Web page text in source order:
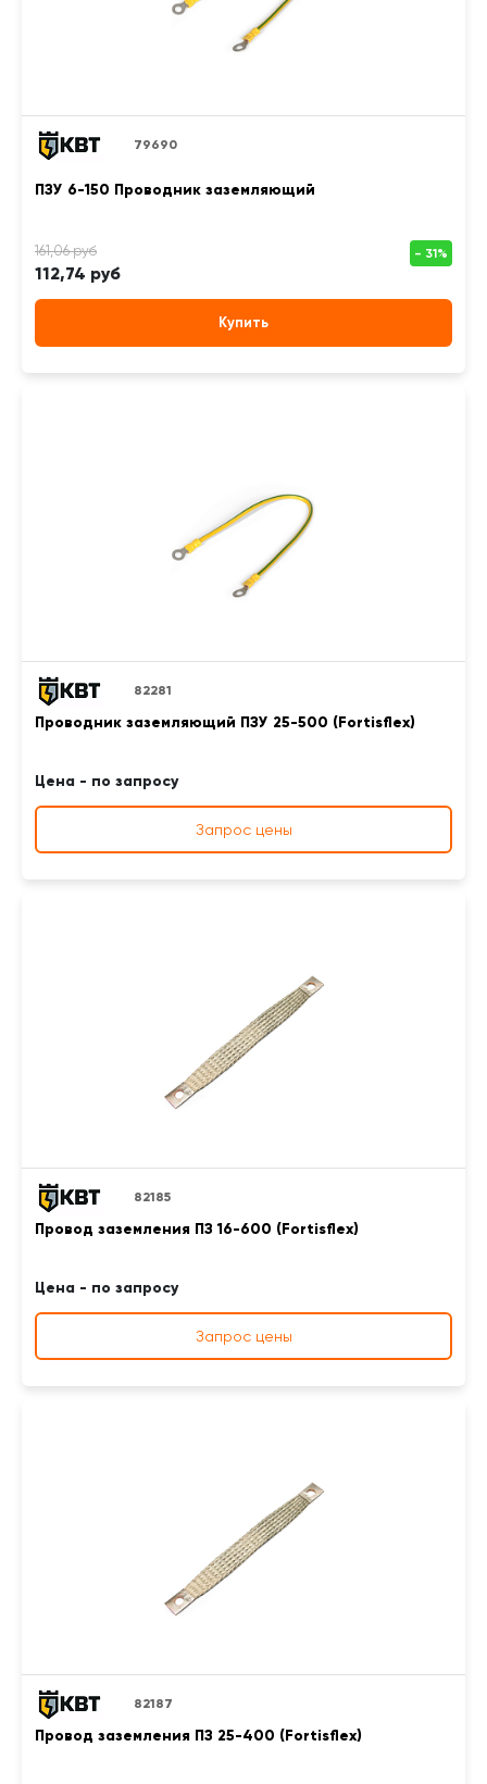
79690
ПЗУ 6-150 Проводник заземляющий
112,74 руб
Купить
82281
Проводник заземляющий ПЗУ 25-500 (Fortisflex)
Цена - по запросу
Запрос цены
82185
Провод заземления ПЗ 16-600 (Fortisflex)
Цена - по запросу
Запрос цены
82187
Провод заземления ПЗ 25-400 (Fortisflex)